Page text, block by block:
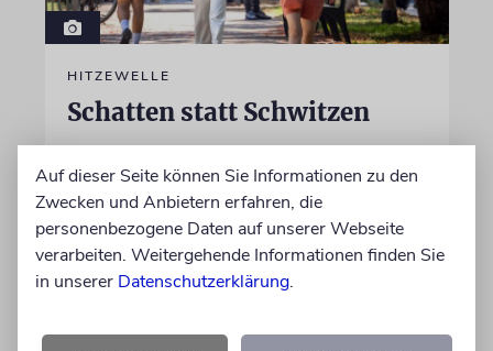
HITZEWELLE
Schatten statt Schwitzen
Was Europa bei Extremtemperaturen von
Israel lernen kann
von Markus Ponweiser
09.08.2026
Auf dieser Seite können Sie Informationen zu den
Zwecken und Anbietern erfahren, die
personenbezogene Daten auf unserer Webseite
verarbeiten. Weitergehende Informationen finden Sie
in unserer Datenschutzerklärung.